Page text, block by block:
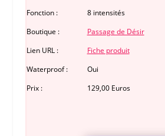
Fonction :
8 intensités
Boutique :
Passage de Désir
Lien URL :
Fiche produit
Waterproof :
Oui
Prix :
129,00 Euros